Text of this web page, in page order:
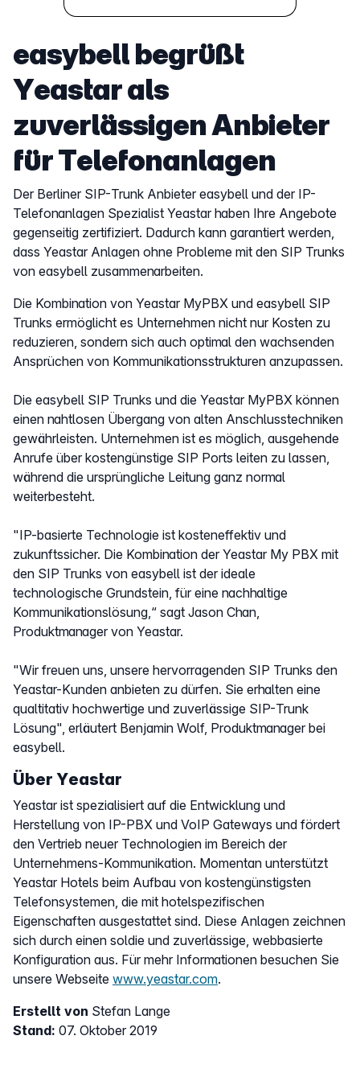
easybell begrüßt
Yeastar als
zuverlässigen Anbieter
für Telefonanlagen
Der Berliner SIP-Trunk Anbieter easybell und der IP-
Telefonanlagen Spezialist Yeastar haben Ihre Angebote
gegenseitig zertifiziert. Dadurch kann garantiert werden,
dass Yeastar Anlagen ohne Probleme mit den SIP Trunks
von easybell zusammenarbeiten.
Die Kombination von Yeastar MyPBX und easybell SIP
Trunks ermöglicht es Unternehmen nicht nur Kosten zu
reduzieren, sondern sich auch optimal den wachsenden
Ansprüchen von Kommunikationsstrukturen anzupassen.
Die easybell SIP Trunks und die Yeastar MyPBX können
einen nahtlosen Übergang von alten Anschlusstechniken
gewährleisten. Unternehmen ist es möglich, ausgehende
Anrufe über kostengünstige SIP Ports leiten zu lassen,
während die ursprüngliche Leitung ganz normal
weiterbesteht.
"IP-basierte Technologie ist kosteneffektiv und
zukunftssicher. Die Kombination der Yeastar My PBX mit
den SIP Trunks von easybell ist der ideale
technologische Grundstein, für eine nachhaltige
Kommunikationslösung,“ sagt Jason Chan,
Produktmanager von Yeastar.
"Wir freuen uns, unsere hervorragenden SIP Trunks den
Yeastar-Kunden anbieten zu dürfen. Sie erhalten eine
qualtitativ hochwertige und zuverlässige SIP-Trunk
Lösung", erläutert Benjamin Wolf, Produktmanager bei
easybell.
Über Yeastar
Yeastar ist spezialisiert auf die Entwicklung und
Herstellung von IP-PBX und VoIP Gateways und fördert
den Vertrieb neuer Technologien im Bereich der
Unternehmens-Kommunikation. Momentan unterstützt
Yeastar Hotels beim Aufbau von kostengünstigsten
Telefonsystemen, die mit hotelspezifischen
Eigenschaften ausgestattet sind. Diese Anlagen zeichnen
sich durch einen soldie und zuverlässige, webbasierte
Konfiguration aus. Für mehr Informationen besuchen Sie
unsere Webseite www.yeastar.com.
Erstellt von Stefan Lange
Stand: 07. Oktober 2019